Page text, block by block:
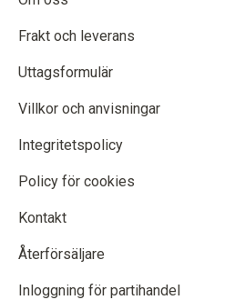
Frakt och leverans
Uttagsformulär
Villkor och anvisningar
Integritetspolicy
Policy för cookies
Kontakt
Återförsäljare
Inloggning för partihandel